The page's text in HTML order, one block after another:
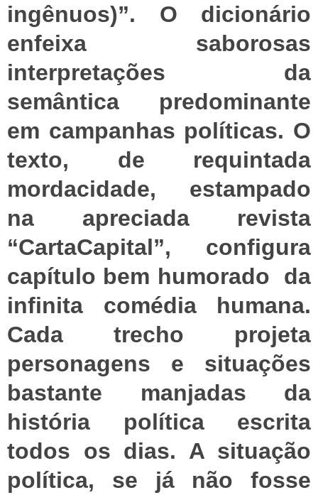
ingênuos)”. O dicionário
enfeixa saborosas
interpretações da
semântica predominante
em campanhas políticas. O
texto, de requintada
mordacidade, estampado
na apreciada revista
“CartaCapital”, configura
capítulo bem humorado da
infinita comédia humana.
Cada trecho projeta
personagens e situações
bastante manjadas da
história política escrita
todos os dias. A situação
política, se já não fosse